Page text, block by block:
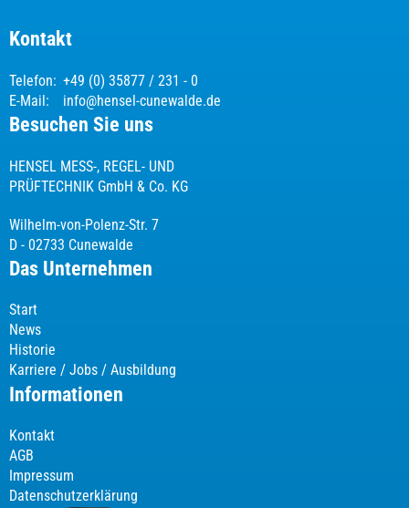
Kontakt
Telefon: +49 (0) 35877 / 231 - 0
E-Mail:
info@hensel-cunewalde.de
Besuchen Sie uns
HENSEL MESS-, REGEL- UND
PRÜFTECHNIK GmbH & Co. KG
Wilhelm-von-Polenz-Str. 7
D - 02733 Cunewalde
Das Unternehmen
Start
News
Historie
Karriere / Jobs / Ausbildung
Informationen
Kontakt
AGB
Impressum
Datenschutzerklärung